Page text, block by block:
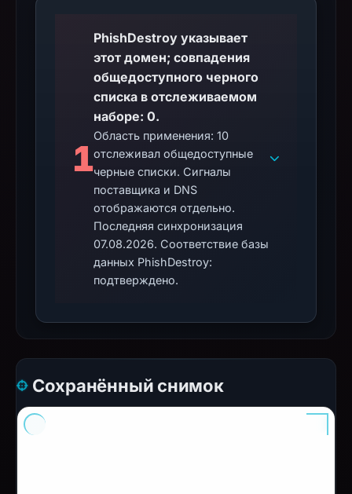
1
PhishDestroy указывает
этот домен; совпадения
общедоступного черного
списка в отслеживаемом
наборе: 0.
Область применения: 10
отслеживал общедоступные
черные списки. Сигналы
поставщика и DNS
отображаются отдельно.
Последняя синхронизация
07.08.2026. Соответствие базы
данных PhishDestroy:
подтверждено.
Сохранённый снимок